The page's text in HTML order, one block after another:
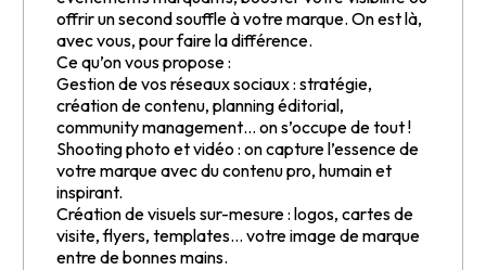
offrir un second souffle à votre marque. On est là,
avec vous, pour faire la différence.
Ce qu’on vous propose :
Gestion de vos réseaux sociaux : stratégie,
création de contenu, planning éditorial,
community management… on s’occupe de tout !
Shooting photo et vidéo : on capture l’essence de
votre marque avec du contenu pro, humain et
inspirant.
Création de visuels sur-mesure : logos, cartes de
visite, flyers, templates… votre image de marque
entre de bonnes mains.